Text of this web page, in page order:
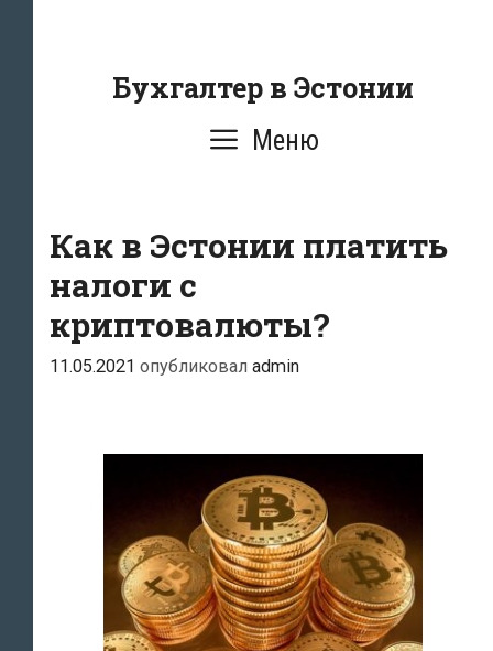
содержаниюБухгалтер в Эстонии
Меню
Как в Эстонии платить
налоги с
криптовалюты?
11.05.2021 опубликовал admin